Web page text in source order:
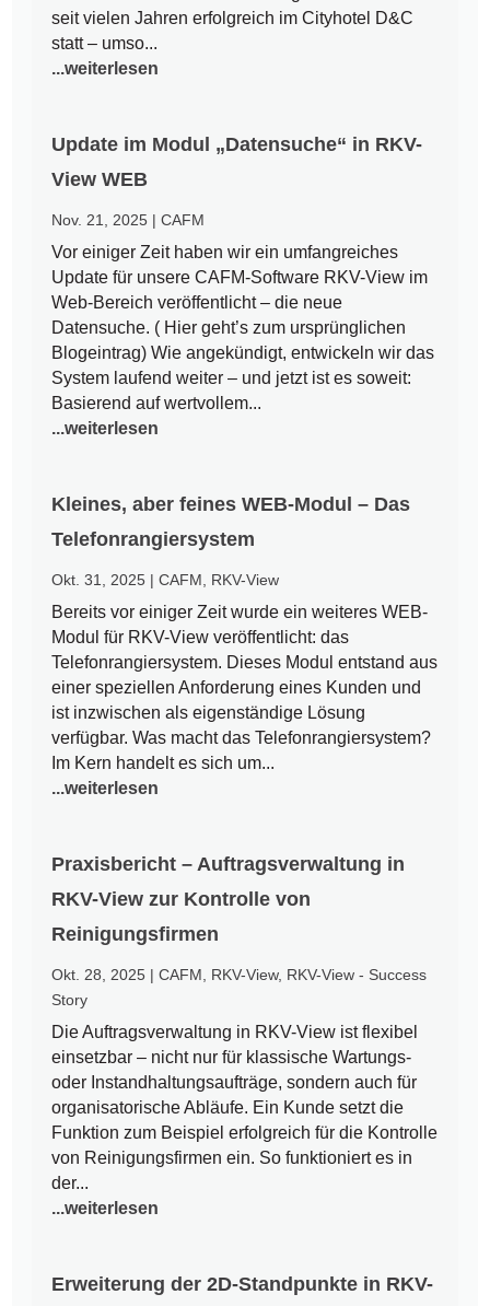
seit vielen Jahren erfolgreich im Cityhotel D&C
statt – umso...
...weiterlesen
Update im Modul „Datensuche“ in RKV-
View WEB
Nov. 21, 2025 |CAFM
Vor einiger Zeit haben wir ein umfangreiches
Update für unsere CAFM-Software RKV-View im
Web-Bereich veröffentlicht – die neue
Datensuche. ( Hier geht’s zum ursprünglichen
Blogeintrag) Wie angekündigt, entwickeln wir das
System laufend weiter – und jetzt ist es soweit:
Basierend auf wertvollem...
...weiterlesen
Kleines, aber feines WEB-Modul – Das
Telefonrangiersystem
Okt. 31, 2025 |CAFM RKV-View
Bereits vor einiger Zeit wurde ein weiteres WEB-
Modul für RKV-View veröffentlicht: das
Telefonrangiersystem. Dieses Modul entstand aus
einer speziellen Anforderung eines Kunden und
ist inzwischen als eigenständige Lösung
verfügbar. Was macht das Telefonrangiersystem?
Im Kern handelt es sich um...
...weiterlesen
Praxisbericht – Auftragsverwaltung in
RKV-View zur Kontrolle von
Reinigungsfirmen
Okt. 28, 2025 |CAFM RKV-View, RKV-View - Success
Story
Die Auftragsverwaltung in RKV-View ist flexibel
einsetzbar – nicht nur für klassische Wartungs-
oder Instandhaltungsaufträge, sondern auch für
organisatorische Abläufe. Ein Kunde setzt die
Funktion zum Beispiel erfolgreich für die Kontrolle
von Reinigungsfirmen ein. So funktioniert es in
der...
...weiterlesen
Erweiterung der 2D-Standpunkte in RKV-